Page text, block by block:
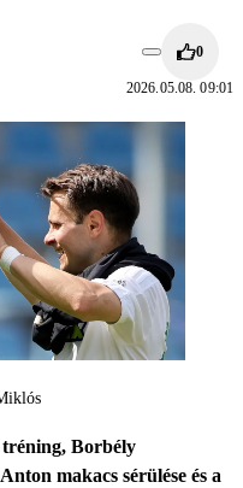
0
2026.05.08. 09:01
Borbély
makacs sérülése és a